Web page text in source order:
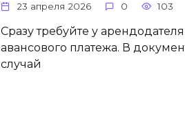
23 апреля 2026 0 103
Сразу требуйте у
авансового платежа. В
случай